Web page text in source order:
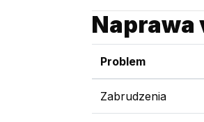
Naprawa
Problem
Zabrudzenia